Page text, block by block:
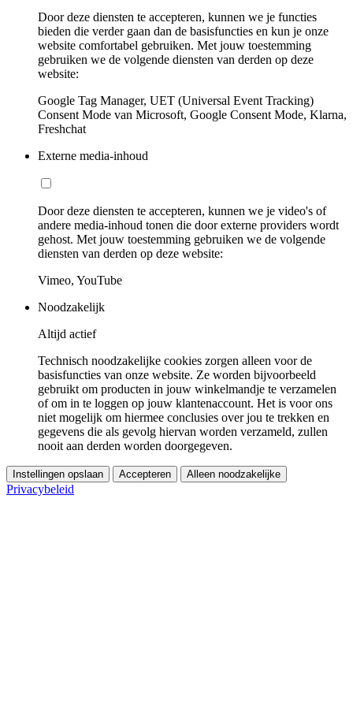
Door deze diensten te accepteren, kunnen we je functies
bieden die verder gaan dan de basisfuncties en kun je onze
website comfortabel gebruiken. Met jouw toestemming
gebruiken we de volgende diensten van derden op deze
website:
Google Tag Manager, UET (Universal Event Tracking)
Consent Mode van Microsoft, Google Consent Mode, Klarna,
Freshchat
Externe media-inhoud
Door deze diensten te accepteren, kunnen we je video's of
andere media-inhoud tonen die door externe providers wordt
gehost. Met jouw toestemming gebruiken we de volgende
diensten van derden op deze website:
Vimeo, YouTube
Noodzakelijk
Altijd actief
Technisch noodzakelijke cookies zorgen alleen voor de
basisfuncties van onze website. Ze worden bijvoorbeeld
gebruikt om producten in jouw winkelmandje te verzamelen
of om in te loggen op jouw klantenaccount. Het is voor ons
niet mogelijk om hiermee conclusies over jou te trekken en
gegevens die als gevolg hiervan worden verzameld, zullen
nooit aan derden worden doorgegeven.
Instellingen opslaan Accepteren Alleen noodzakelijke
Privacybeleid